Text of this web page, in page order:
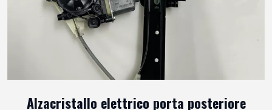
Alzacristallo elettrico porta posteriore